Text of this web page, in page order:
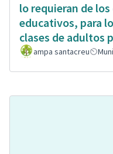
lo requieran de
educativos, para
clases de adultos
ampa santacreu